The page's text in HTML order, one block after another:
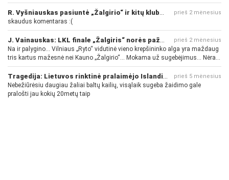
R. Vyšniauskas pasiuntė „Žalgirio“ ir kitų klubų fanus prieš 2 mėnesius
skaudus komentaras :(
J. Vainauskas: LKL finale „Žalgiris“ norės pažeminti „Rytą“ prieš 2 mėnesius
Na ir palygino... Vilniaus „Ryto“ vidutinė vieno krepšininko alga yra maždaug
tris kartus mažesnė nei Kauno „Žalgirio“... Mokama už sugebėjimus... Nėra
pinigų - nėra gerų žaidėjų...
Tragedija: Lietuvos rinktinė pralaimėjo Islandijai prieš 5 mėnesius
Nebežiūrėsiu daugiau žaliai baltų kailių, visąlaik sugeba žaidimo gale
pralošti jau kokių 20metų taip